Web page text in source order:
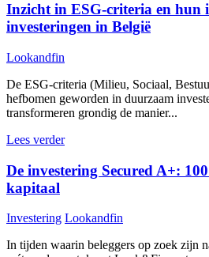
Inzicht in ESG-criteria en hun
investeringen in België
Lookandfin
De ESG-criteria (Milieu, Sociaal,
hefbomen geworden in duurzaam
transformeren grondig de manier...
Lees verder
De investering Secured A+:
kapitaal
Investering Lookandfin
In tijden waarin beleggers op zoek zijn